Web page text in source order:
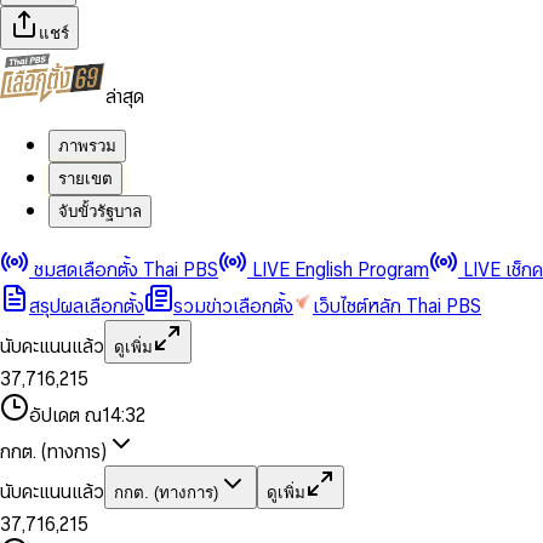
แชร์
ล่าสุด
ภาพรวม
รายเขต
จับขั้วรัฐบาล
ชมสดเลือกตั้ง Thai PBS LIVE English Program
LIVE เช็ก
สรุปผลเลือกตั้ง
รวมข่าวเลือกตั้ง
เว็บไซต์หลัก Thai PBS
นับคะแนนแล้ว
ดูเพิ่ม
0
1
2
3
4
5
6
8
9
2
3
4
5
6
7
8
9
,
0
2
4
6
7
8
9
0
1
2
3
4
5
6
7
8
1
3
5
6
7
8
9
,
1
2
4
5
7
8
9
0
1
3
4
6
7
8
0
2
3
4
5
7
8
อัปเดต ณ14:32
กกต. (ทางการ)
นับคะแนนแล้ว
กกต. (ทางการ) ดูเพิ่ม
0
1
2
3
0
1
2
4
5
6
7,
0
1
2
4
6
7
0
1
0
1
3
5
6,
1
2
0
1
0
2
3
4
5